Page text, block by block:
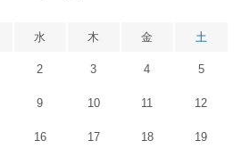
水 木 金 土
2 3 4 5
9 10 11 12
16 17 18 19